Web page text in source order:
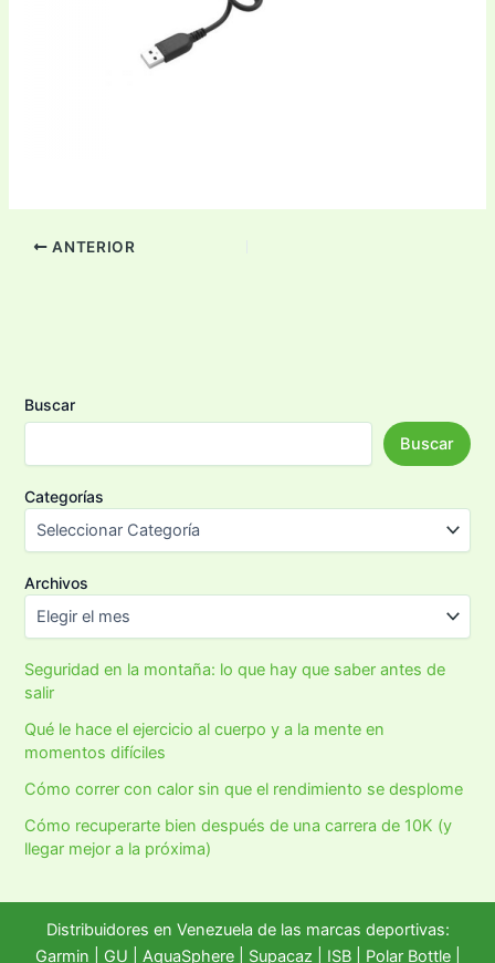
ANTERIOR
Buscar
Buscar
Categorías
Archivos
Seguridad en la montaña: lo que hay que saber antes de
salir
Qué le hace el ejercicio al cuerpo y a la mente en
momentos difíciles
Cómo correr con calor sin que el rendimiento se desplome
Cómo recuperarte bien después de una carrera de 10K (y
llegar mejor a la próxima)
Distribuidores en Venezuela de las marcas deportivas:
Garmin
GU AquaSphere| Supacaz | ISB | Polar Bottle|